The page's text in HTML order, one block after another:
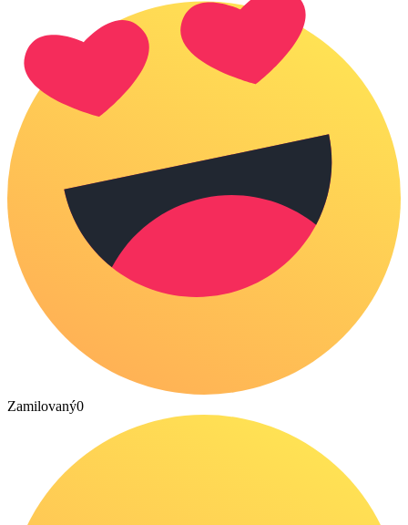
Zamilovaný0